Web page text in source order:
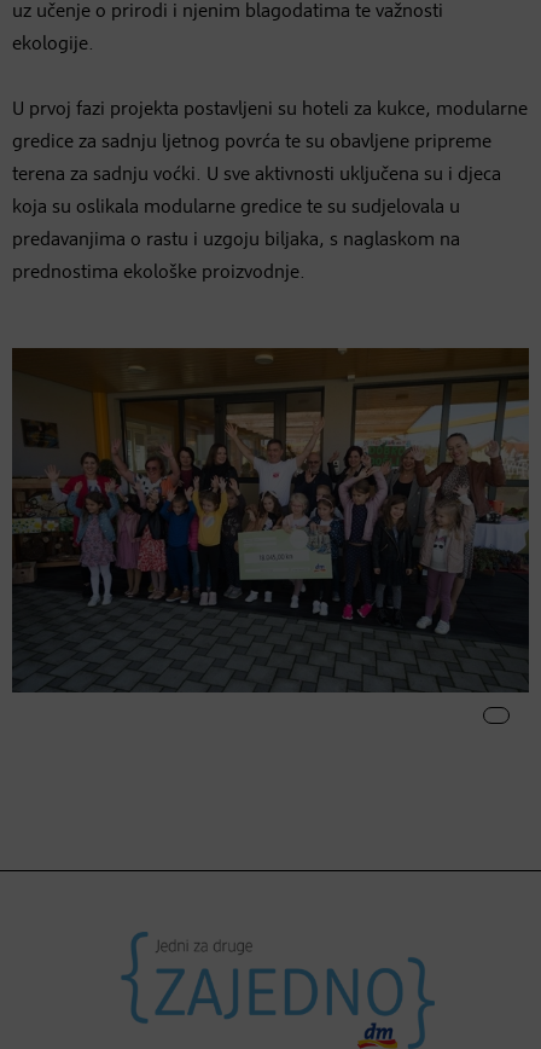
uz učenje o prirodi i njenim blagodatima te važnosti
ekologije.
U prvoj fazi projekta postavljeni su hoteli za kukce, modularne
gredice za sadnju ljetnog povrća te su obavljene pripreme
terena za sadnju voćki. U sve aktivnosti uključena su i djeca
koja su oslikala modularne gredice te su sudjelovala u
predavanjima o rastu i uzgoju biljaka, s naglaskom na
prednostima ekološke proizvodnje.